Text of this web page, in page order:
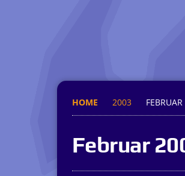
HOME 2003 FEBRUAR
Februar